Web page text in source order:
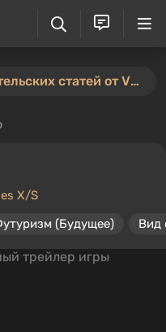
⚡️ Новый конкурс пользовательских статей от VGTimes — участвуйте тут ⚡️
X/S
(Будущее) Вид